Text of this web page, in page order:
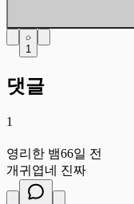
1
댓글
1
영리한 뱀66일 전
개귀엽네 진짜